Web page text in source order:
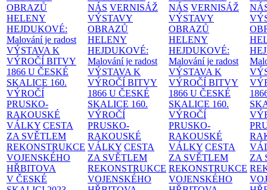
OBRAZŮ
HELENY
HEJDUKOVÉ:
Malování je radost
VÝSTAVA K
VÝROČÍ BITVY
1866 U ČESKÉ
SKALICE 160.
VÝROČÍ
PRUSKO-
RAKOUSKÉ
VÁLKY CESTA
ZA SVĚTLEM
REKONSTRUKCE
VOJENSKÉHO
HŘBITOVA
V ČESKÉ
NÁS VERNISÁŽ
VÝSTAVY
OBRAZŮ
HELENY
HEJDUKOVÉ:
Malování je radost
VÝSTAVA K
VÝROČÍ BITVY
1866 U ČESKÉ
SKALICE 160.
VÝROČÍ
PRUSKO-
RAKOUSKÉ
VÁLKY CESTA
ZA SVĚTLEM
REKONSTRUKCE
VOJENSKÉHO
NÁS VERNISÁŽ
VÝSTAVY
OBRAZŮ
HELENY
HEJDUKOVÉ:
Malování je radost
VÝSTAVA K
VÝROČÍ BITVY
1866 U ČESKÉ
SKALICE 160.
VÝROČÍ
PRUSKO-
RAKOUSKÉ
VÁLKY CESTA
ZA SVĚTLEM
REKONSTRUKCE
VOJENSKÉHO
ZA